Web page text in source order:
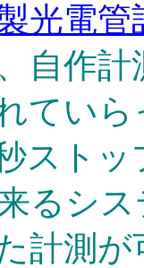
光電管
自作
ていら
ストッ
るシ
計測が